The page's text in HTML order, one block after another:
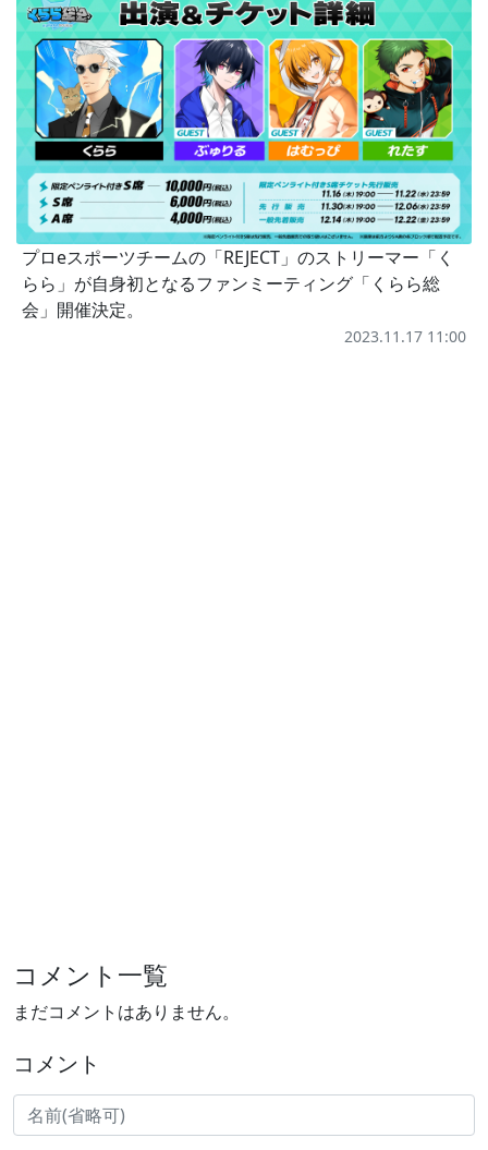
プロeスポーツチームの「REJECT」のストリーマー「く
らら」が自身初となるファンミーティング「くらら総
会」開催決定。
2023.11.17 11:00
コメント一覧
まだコメントはありません。
コメント